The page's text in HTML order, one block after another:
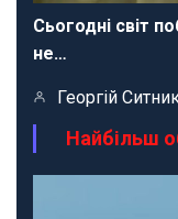
Сьогодні світ
не…
Георгій
Найбільш